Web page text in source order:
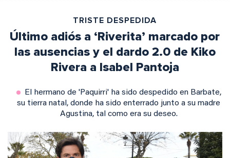
TRISTE DESPEDIDA
Último adiós a ‘Riverita’ marcado por
las ausencias y el dardo 2.0 de Kiko
Rivera a Isabel Pantoja
El hermano de 'Paquirri' ha sido despedido en Barbate,
su tierra natal, donde ha sido enterrado junto a su madre
Agustina, tal como era su deseo.